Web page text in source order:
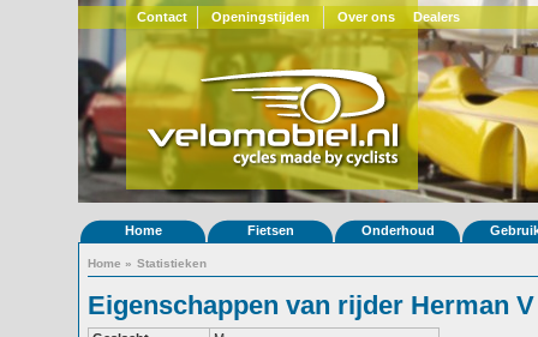
Contact Openingstijden Over ons Dealers
Home Fietsen Onderhoud
Home » Statistieken
Eigenschappen van rijder Herman V